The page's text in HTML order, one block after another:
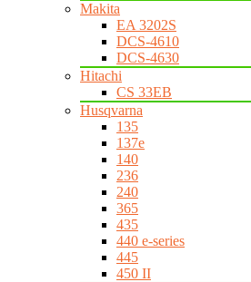
Makita
EA 3202S
DCS-4610
DCS-4630
Hitachi
CS 33EB
Husqvarna
135
137e
140
236
240
365
435
440 e-series
445
450 II